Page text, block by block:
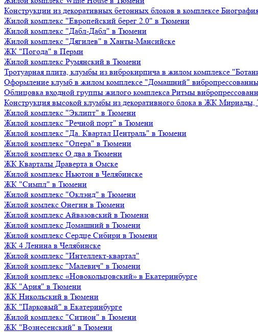
Конструкции из декоративных бетонных блоков в комплексе
Жилой комплекс "Европейский берег 2.0" в Тюмени
Жилой комплекс "Дабл-Дабл" в Тюмени
Жилой комплекс "Дягилев" в Ханты-Мансийске
ЖК "Погода" в Перми
Жилой комплекс Румянский в Тюмени
Тротуарная плита, клумбы из виброкирпича в жилом комплексе
Оформление клумб в жилом комплексе "Домашний"
Облицовка входной группы жилого комплекса Ритмы
Конструкция высокой клумбы из декоративного блока в ЖК
Жилой комплекс "Эклипт" в Тюмени
Жилой комплекс "Речной порт" в Тюмени
Жилой комплекс "Да. Квартал Централь" в Тюмени
Жилой комплекс "Опера" в Тюмени
Жилой комплекс О два в Тюмени
ЖК Кварталы Драверта в Омске
Жилой комплекс Ньютон в Челябинске
ЖК "Симпл" в Тюмени
Жилой комплекс "Оклэнд" в Тюмени
Жилой комлекс Онегин в Тюмени
Жилой комплекс Айвазовский в Тюмени
Жилой комплекс Домашний в Тюмени
Жилой комплекс Сердце Сибири в Тюмени
ЖК 4 Ленина в Челябинске
Жилой комплекс "Интеллект-квартал"
Жилой комплекс "Малевич" в Тюмени
Жилой комплекс «Новокольцовский» в Екатеринбурге
ЖК "Ария" в Тюмени
ЖК Никольский в Тюмени
ЖК "Парковый" в Екатеринбурге
Жилой комплекс "Ситион" в Тюмени
ЖК "Вознесенский" в Тюмени